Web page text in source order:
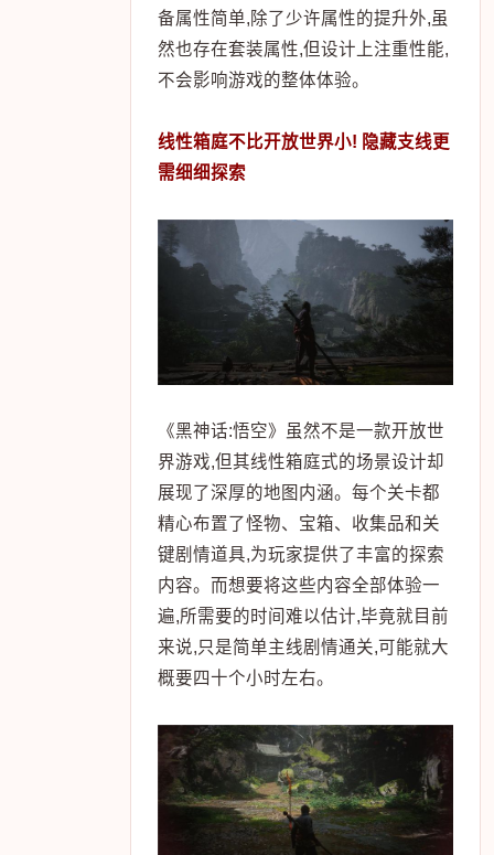
备属性简单,除了少许属性的提升外,虽
然也存在套装属性,但设计上注重性能,
不会影响游戏的整体体验。
线性箱庭不比开放世界小! 隐藏支线更
需细细探索
《黑神话:悟空》虽然不是一款开放世
界游戏,但其线性箱庭式的场景设计却
展现了深厚的地图内涵。每个关卡都
精心布置了怪物、宝箱、收集品和关
键剧情道具,为玩家提供了丰富的探索
内容。而想要将这些内容全部体验一
遍,所需要的时间难以估计,毕竟就目前
来说,只是简单主线剧情通关,可能就大
概要四十个小时左右。